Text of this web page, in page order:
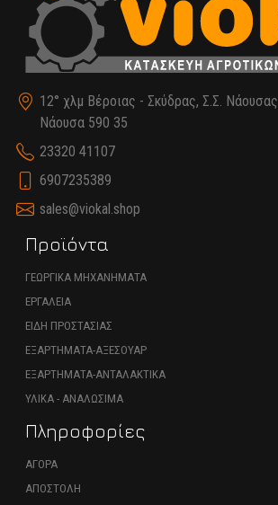
12° χλμ Βέροιας - Σκύδρας, Σ.Σ. Νάουσας
Νάουσα 590 35
23320 41107
6907235389
sales@viokal.shop
Προϊόντα
ΓΕΩΡΓΙΚΑ ΜΗΧΑΝΗΜΑΤΑ
ΕΡΓΑΛΕΙΑ
ΕΙΔΗ ΠΡΟΣΤΑΣΙΑΣ
ΕΞΑΡΤΗΜΑΤΑ-ΑΞΕΣΟΥΑΡ
ΕΞΑΡΤΗΜΑΤΑ-ΑΝΤΑΛΑΚΤΙΚΑ
ΥΛΙΚΑ - ΑΝΑΛΩΣΙΜΑ
Πληροφορίες
ΑΓΟΡΑ
ΑΠΟΣΤΟΛΗ